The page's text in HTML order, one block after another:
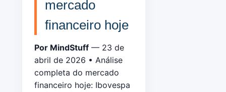
mercado
financeiro hoje
Por MindStuff — 23 de
abril de 2026 • Análise
completa do mercado
financeiro hoje: Ibovespa